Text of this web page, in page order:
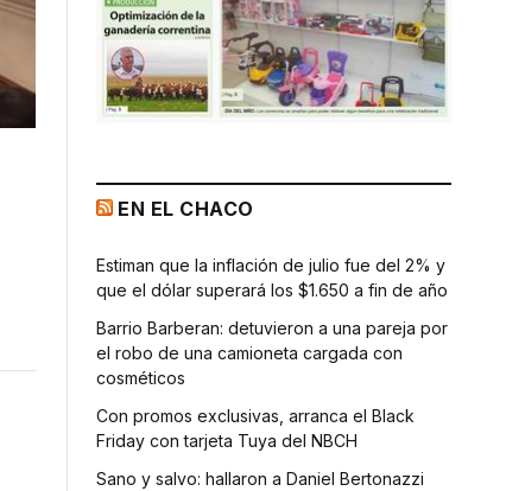
EN EL CHACO
Estiman que la inflación de julio fue del 2% y
que el dólar superará los $1.650 a fin de año
Barrio Barberan: detuvieron a una pareja por
el robo de una camioneta cargada con
cosméticos
Con promos exclusivas, arranca el Black
Friday con tarjeta Tuya del NBCH
Sano y salvo: hallaron a Daniel Bertonazzi